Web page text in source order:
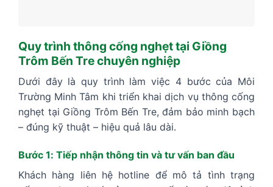
Quy trình thông cống nghẹt tại Giồng
Trôm Bến Tre chuyên nghiệp
Dưới đây là quy trình làm việc 4 bước của Môi
Trường Minh Tâm khi triển khai dịch vụ thông cống
nghẹt tại Giồng Trôm Bến Tre, đảm bảo minh bạch
– đúng kỹ thuật – hiệu quả lâu dài.
Bước 1: Tiếp nhận thông tin và tư vấn ban đầu
Khách hàng liên hệ hotline để mô tả tình trạng